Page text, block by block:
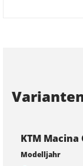
KTM Macina
Modelljahr